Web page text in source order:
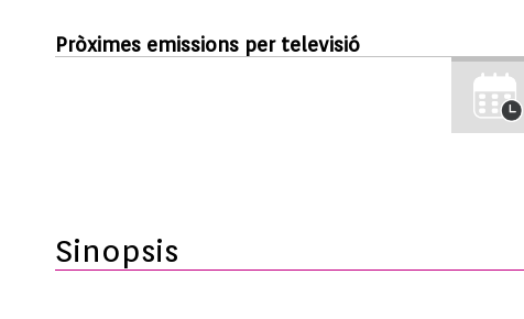
Pròximes emissions per televisió
Sinopsis